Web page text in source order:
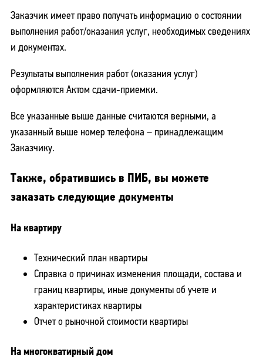
Заказчик имеет право получать информацию о состоянии
выполнения работ/оказания услуг, необходимых сведениях
и документах.
Результаты выполнения работ (оказания услуг)
оформляются Актом сдачи-приемки.
Все указанные выше данные считаются верными, а
указанный выше номер телефона – принадлежащим
Заказчику.
Также, обратившись в ПИБ, вы можете
заказать следующие документы
На квартиру
Технический план квартиры
Справка о причинах изменения площади, состава и
границ квартиры, иные документы об учете и
характеристиках квартиры
Отчет о рыночной стоимости квартиры
На многокватирный дом